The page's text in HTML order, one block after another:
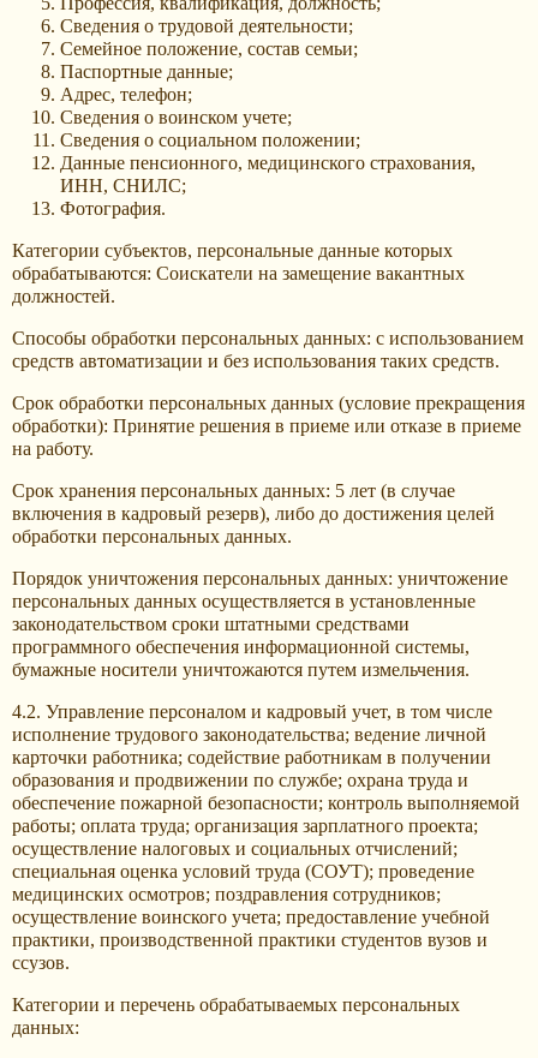
Сведения о трудовой деятельности;
Семейное положение, состав семьи;
Паспортные данные;
Адрес, телефон;
Сведения о воинском учете;
Сведения о социальном положении;
Данные пенсионного, медицинского страхования,
ИНН, СНИЛС;
Фотография.
Категории субъектов, персональные данные которых
обрабатываются: Соискатели на замещение вакантных
должностей.
Способы обработки персональных данных: с использованием
средств автоматизации и без использования таких средств.
Срок обработки персональных данных (условие прекращения
обработки): Принятие решения в приеме или отказе в приеме
на работу.
Срок хранения персональных данных: 5 лет (в случае
включения в кадровый резерв), либо до достижения целей
обработки персональных данных.
Порядок уничтожения персональных данных: уничтожение
персональных данных осуществляется в установленные
законодательством сроки штатными средствами
программного обеспечения информационной системы,
бумажные носители уничтожаются путем измельчения.
4.2. Управление персоналом и кадровый учет, в том числе
исполнение трудового законодательства; ведение личной
карточки работника; содействие работникам в получении
образования и продвижении по службе; охрана труда и
обеспечение пожарной безопасности; контроль выполняемой
работы; оплата труда; организация зарплатного проекта;
осуществление налоговых и социальных отчислений;
специальная оценка условий труда (СОУТ); проведение
медицинских осмотров; поздравления сотрудников;
осуществление воинского учета; предоставление учебной
практики, производственной практики студентов вузов и
ссузов.
Категории и перечень обрабатываемых персональных
данных: